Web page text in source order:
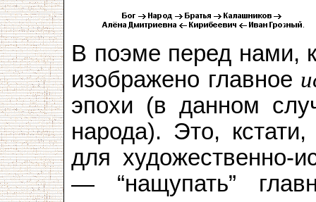
В поэме перед нами,
изображено главное
эпохи (в данном
народа). Это,
для художественно-
— “нащупать”